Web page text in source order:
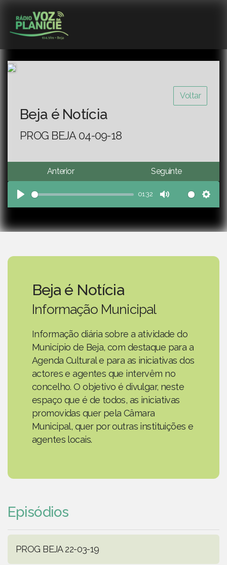
Voltar
Beja é Notícia
PROG BEJA 04-09-18
Anterior Seguinte
Play
01:32
Mute
Beja é Notícia
Informação Municipal
Informação diária sobre a atividade do
Município de Beja, com destaque para a
Agenda Cultural e para as iniciativas dos
actores e agentes que intervêm no
concelho. O objetivo é divulgar, neste
espaço que é de todos, as iniciativas
promovidas quer pela Câmara
Municipal, quer por outras instituições e
agentes locais.
Episódios
PROG BEJA 22-03-19